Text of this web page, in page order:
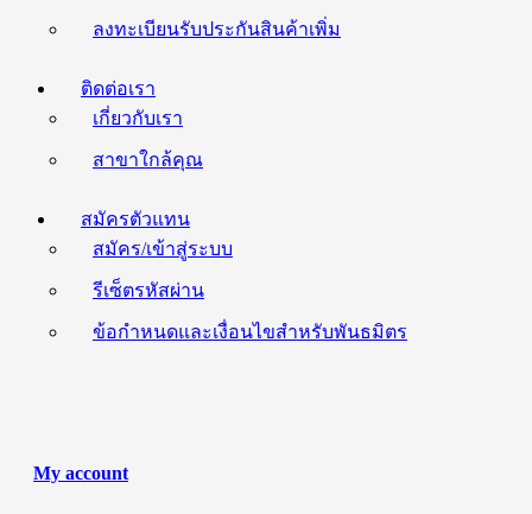
ลงทะเบียนรับประกันสินค้าเพิ่ม
ติดต่อเรา
เกี่ยวกับเรา
สาขาใกล้คุณ
สมัครตัวแทน
สมัคร/เข้าสู่ระบบ
รีเซ็ตรหัสผ่าน
ข้อกำหนดและเงื่อนไขสำหรับพันธมิตร
My account